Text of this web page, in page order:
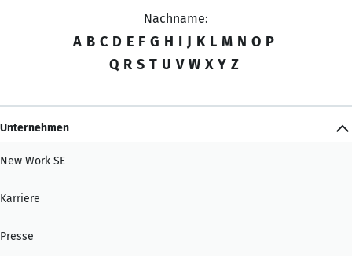
Nachname:
A B C D E F G H I J K L M N O P
Q R S T U V W X Y Z
Unternehmen
New Work SE
Karriere
Presse